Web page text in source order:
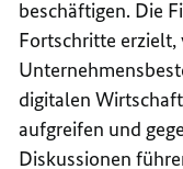
beschäftigen. Die
Fortschritte erzielt,
digitalen
aufgreifen und
Diskussionen